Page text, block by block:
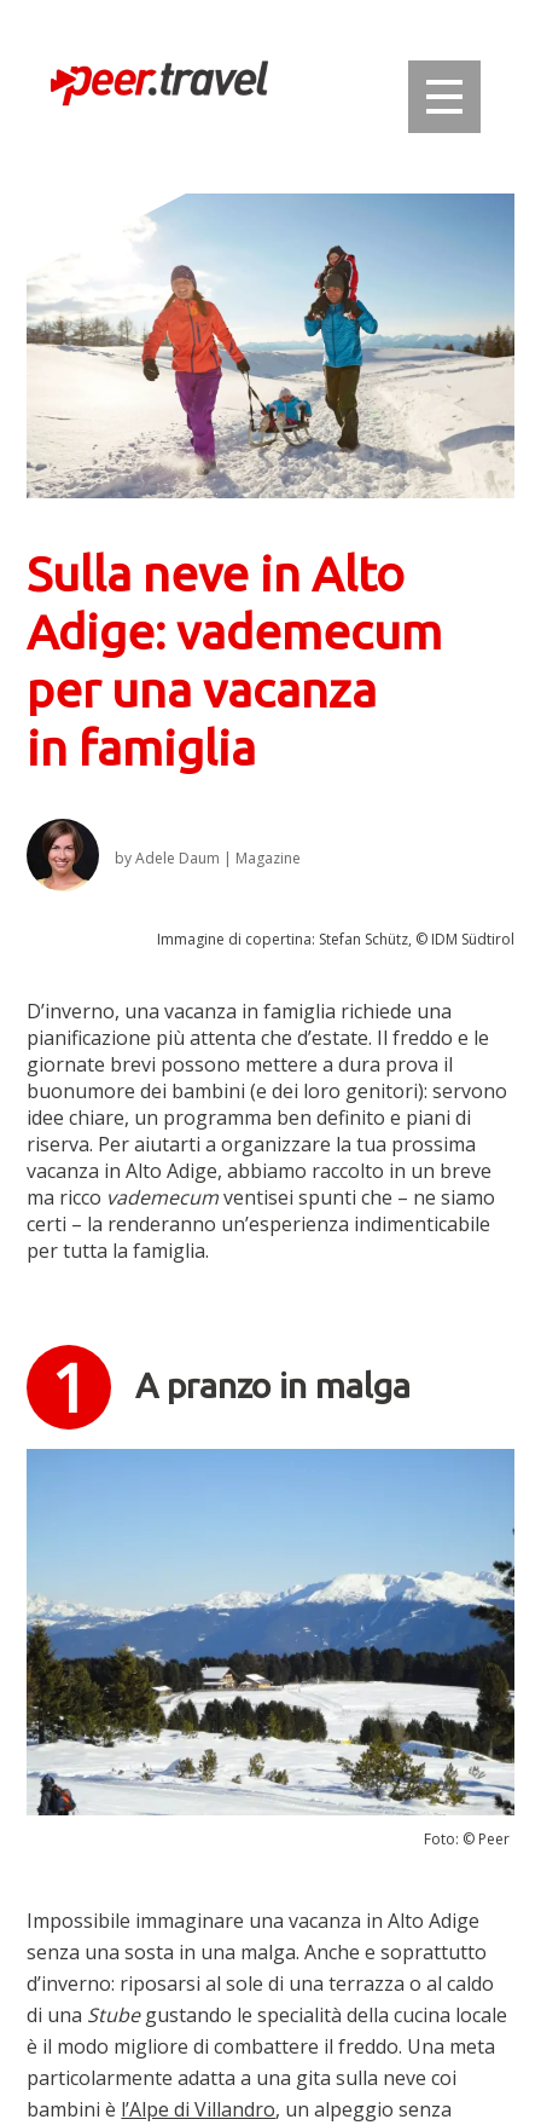
Sulla neve in Alto
Adige: vademecum
per una vacanza
in famiglia
byAdele Daum | Magazine
Immagine di copertina: Stefan Schütz, © IDM Südtirol
D’inverno, una vacanza in famiglia richiede una
pianificazione più attenta che d’estate. Il freddo e le
giornate brevi possono mettere a dura prova il
buonumore dei bambini (e dei loro genitori): servono
idee chiare, un programma ben definito e piani di
riserva. Per aiutarti a organizzare la tua prossima
vacanza in Alto Adige, abbiamo raccolto in un breve
ma ricco vademecumventisei spunti che – ne siamo
certi – la renderanno un’esperienza indimenticabile
per tutta la famiglia.
A pranzo in malga
Foto: © Peer
Impossibile immaginare una vacanza in Alto Adige
senza una sosta in una malga. Anche e soprattutto
d’inverno: riposarsi al sole di una terrazza o al caldo
di una Stubegustando le specialità della cucina locale
è il modo migliore di combattere il freddo. Una meta
particolarmente adatta a una gita sulla neve coi
bambini è l’Alpe di Villandro, un alpeggio senza